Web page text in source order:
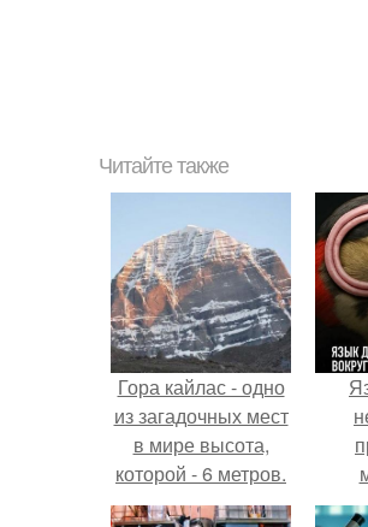
Читайте также
Гора кайлас - одно
из загадочных мест
в мире высота,
которой - 6 метров.